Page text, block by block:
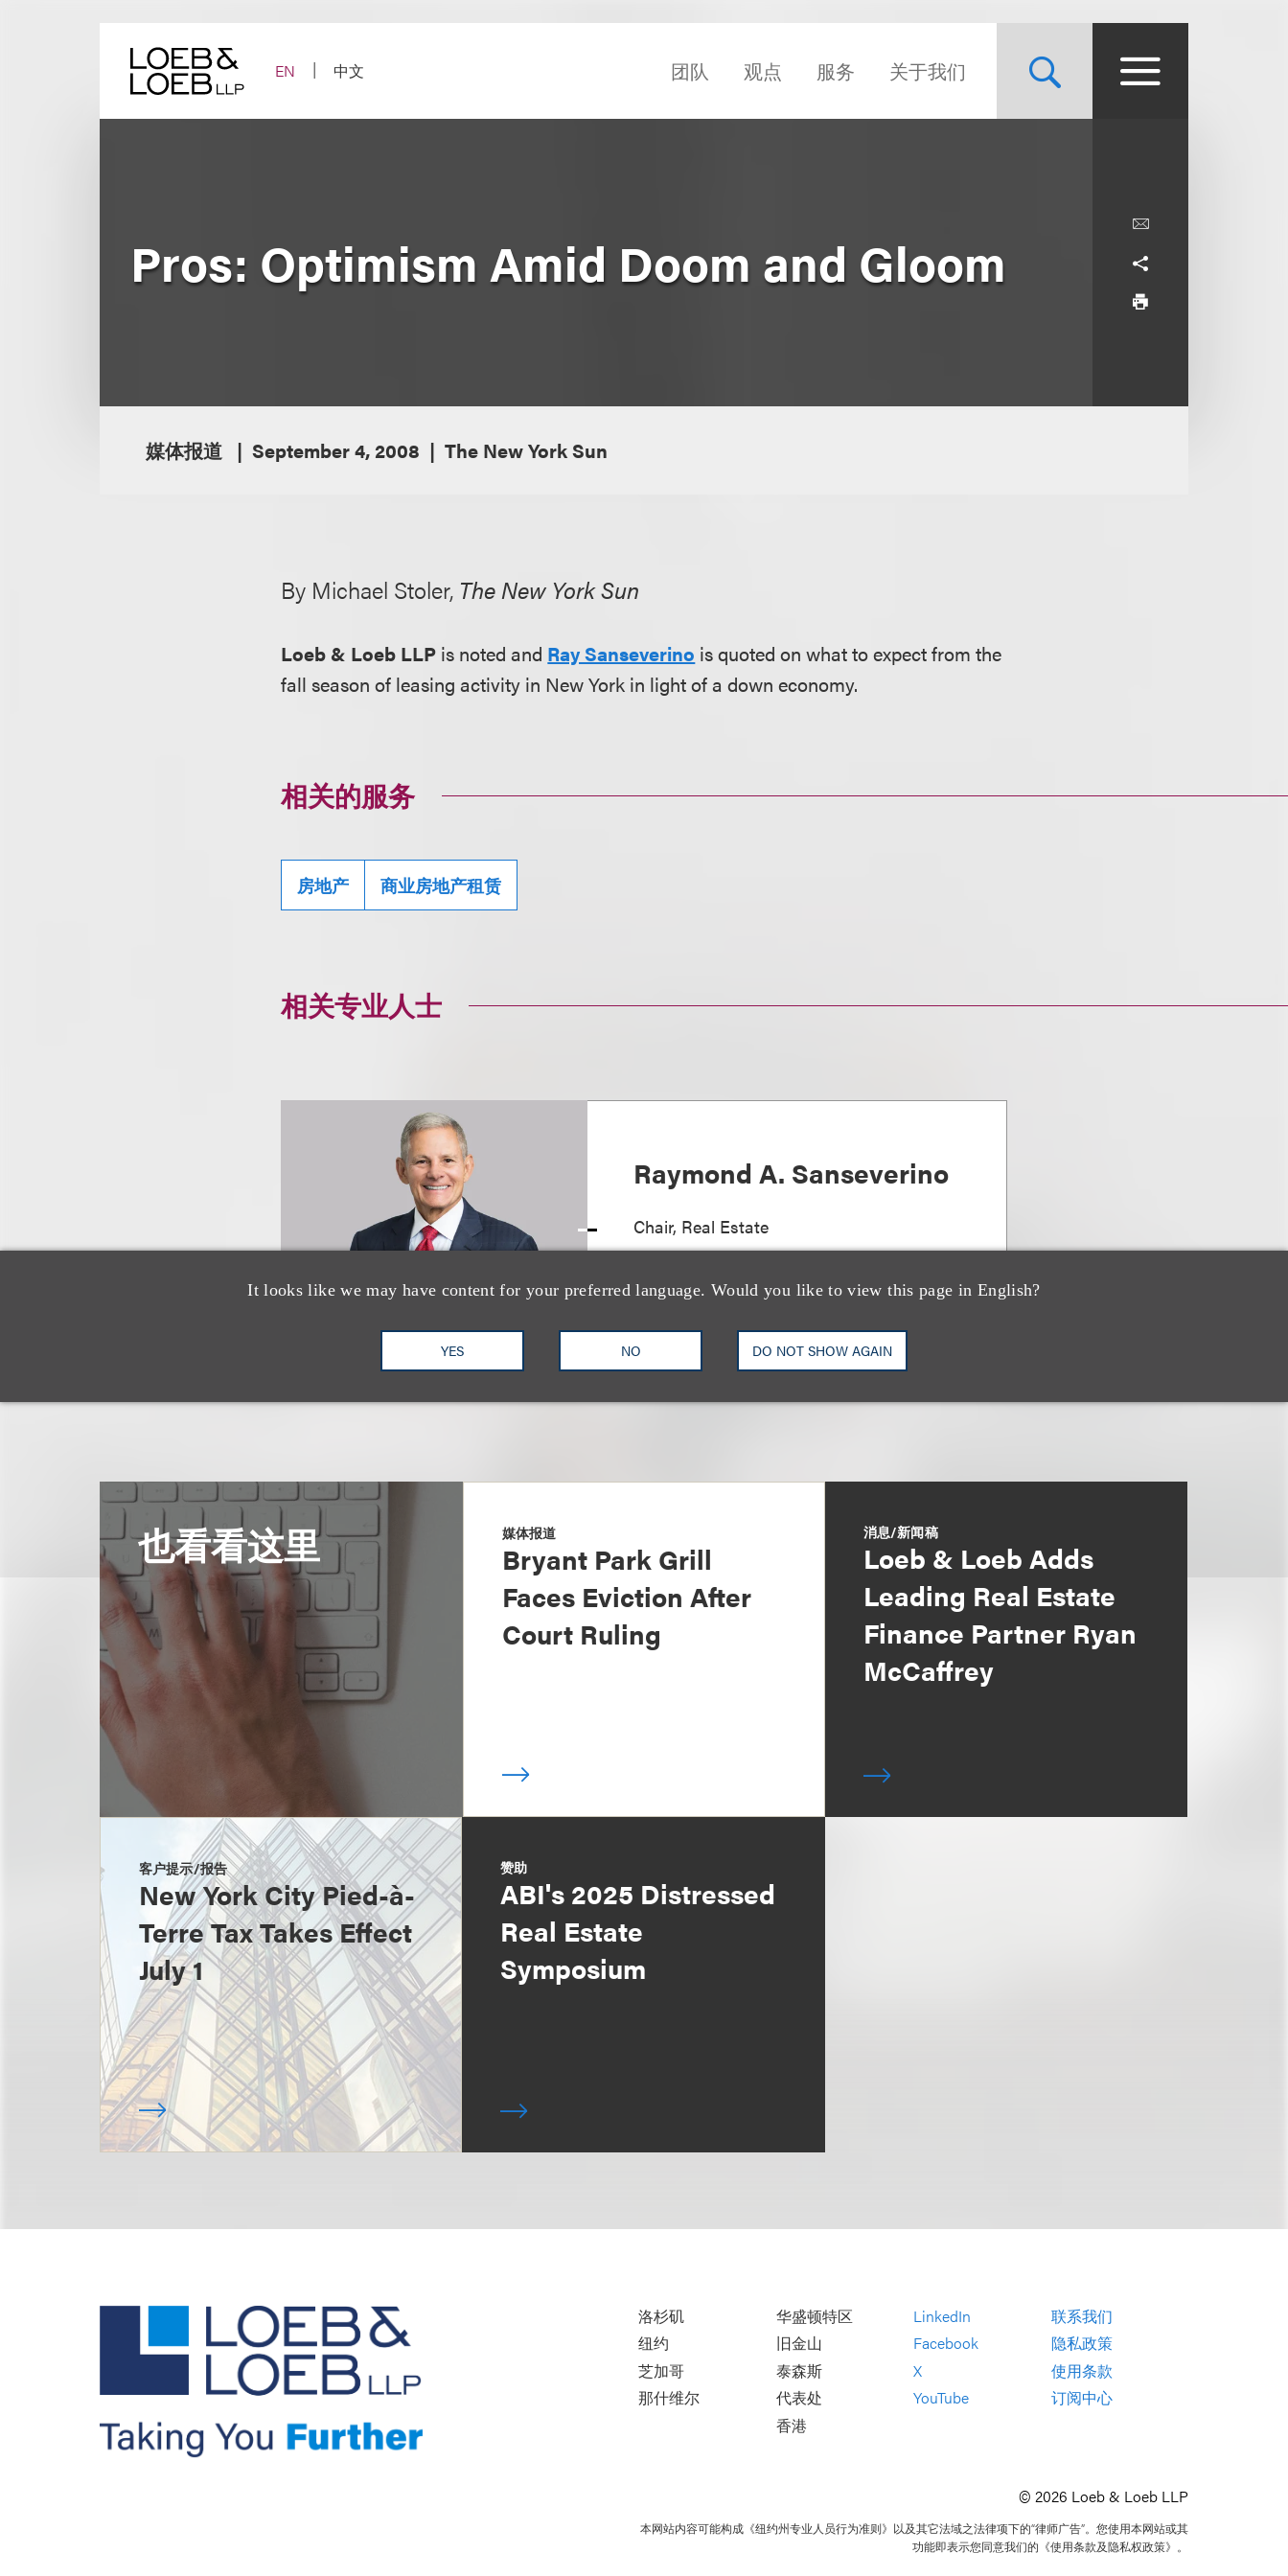
EN
中文 团队 观点 服务 关于我们
It looks like we may have content for your preferred language. Would you like to view this page in English?
YES NO DO NOT SHOW AGAIN
Pros: Optimism Amid Doom and Gloom
媒体报道 September 4, 2008 The New York Sun
By Michael Stoler, The New York Sun
Loeb & Loeb LLP is noted and Ray Sanseverino is quoted on what to expect from the
fall season of leasing activity in New York in light of a down economy.
相关的服务
房地产 商业房地产租赁
相关专业人士
Raymond A. Sanseverino
Chair, Real Estate
+1.212.407.4008
Email
也看看这里 媒体报道
Bryant Park Grill
Faces Eviction After
Court Ruling
消息/新闻稿
Loeb & Loeb Adds
Leading Real Estate
Finance Partner Ryan
McCaffrey
客户提示/报告
New York City Pied-à-
Terre Tax Takes Effect
July 1
赞助
ABI's 2025 Distressed
Real Estate
Symposium
洛杉矶
纽约
芝加哥
那什维尔
华盛顿特区
旧金山
泰森斯
代表处
香港
LinkedIn
Facebook
X
YouTube
联系我们
隐私政策
使用条款
订阅中心
© 2026 Loeb & Loeb LLP
本网站内容可能构成《纽约州专业人员行为准则》以及其它法域之法律项下的“律师广告”。您使用本网站或其
功能即表示您同意我们的《使用条款及隐私权政策》。